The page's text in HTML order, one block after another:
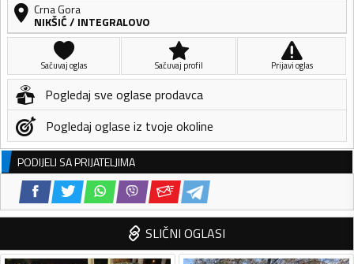
Crna Gora
NIKŠIĆ/ INTEGRALOVO
Sačuvaj oglas Sačuvaj profil Prijavi oglas
Pogledaj sve oglase prodavca
Pogledaj oglase iz tvoje okoline
PODIJELI SA PRIJATELJIMA
SLIČNI OGLASI